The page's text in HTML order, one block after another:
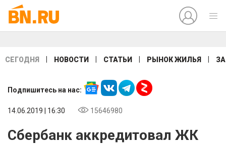
СЕГОДНЯ НОВОСТИ СТАТЬИ РЫНОК ЖИЛЬЯ
Подпишитесь на нас:
14.06.2019 | 16:30 15646980
Сбербанк аккредитовал ЖК